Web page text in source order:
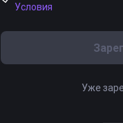
Условия
Уже